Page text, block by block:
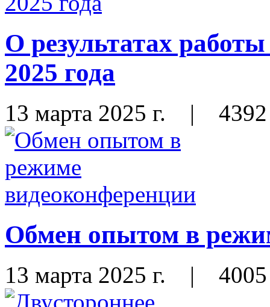
О результатах
2025 года
13 марта 2025 г. | 4392
Обмен опытом в
13 марта 2025 г. | 4005